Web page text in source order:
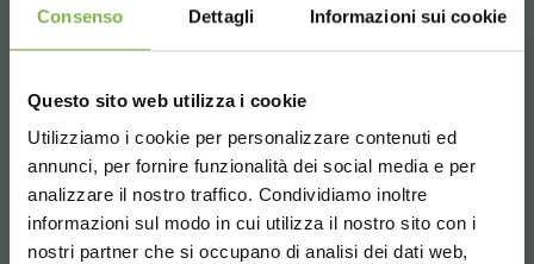
Consenso Dettagli Informazioni sui cookie
Questo sito web utilizza i cookie
Utilizziamo i cookie per personalizzare contenuti ed
annunci, per fornire funzionalità dei social media e per
analizzare il nostro traffico. Condividiamo inoltre
informazioni sul modo in cui utilizza il nostro sito con i
nostri partner che si occupano di analisi dei dati web,
CONTACTOS
Whatsapp
Información requerida
+39 3457719939